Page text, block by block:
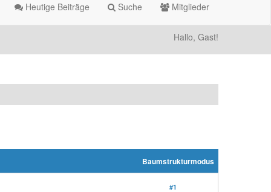
Heutige Beiträge Suche Mitglieder
Hallo, Gast!
Baumstrukturmodus
#1